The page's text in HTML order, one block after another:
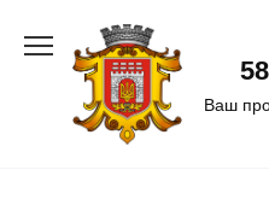
Ваш